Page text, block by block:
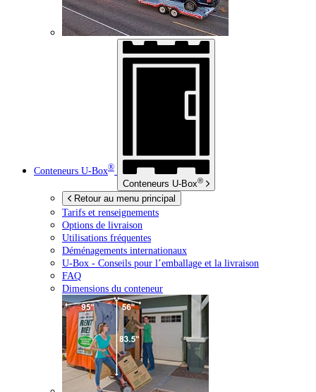
Conteneurs U-Box®
Conteneurs U-Box®
Retour au menu principal
Tarifs et renseignements
Options de livraison
Utilisations fréquentes
Déménagements internationaux
U-Box - Conseils pour l’emballage et la livraison
FAQ
Dimensions du conteneur